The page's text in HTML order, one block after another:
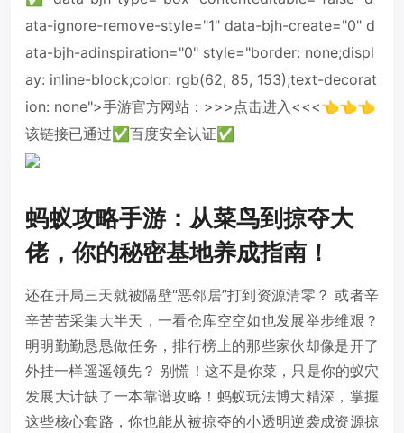
ata-ignore-remove-style="1" data-bjh-create="0" d
ata-bjh-adinspiration="0" style="border: none;displ
ay: inline-block;color: rgb(62, 85, 153);text-decorat
ion: none">手游官方网站：>>>点击进入<<<👈👈👈
该链接已通过✅百度安全认证✅
蚂蚁攻略手游：从菜鸟到掠夺大
佬，你的秘密基地养成指南！
还在开局三天就被隔壁“恶邻居”打到资源清零？ 或者辛
辛苦苦采集大半天，一看仓库空空如也发展举步维艰？
明明勤勤恳恳做任务，排行榜上的那些家伙却像是开了
外挂一样遥遥领先？ 别慌！这不是你菜，只是你的蚁穴
发展大计缺了一本靠谱攻略！蚂蚁玩法博大精深，掌握
这些核心套路，你也能从被掠夺的小透明逆袭成资源掠